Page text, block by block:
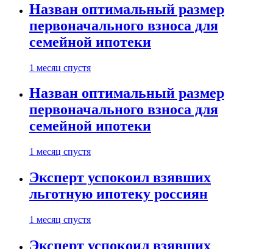
Назван оптимальный размер
первоначального взноса для
семейной ипотеки
1 месяц спустя
Назван оптимальный размер
первоначального взноса для
семейной ипотеки
1 месяц спустя
Эксперт успокоил взявших
льготную ипотеку россиян
1 месяц спустя
Эксперт успокоил взявших